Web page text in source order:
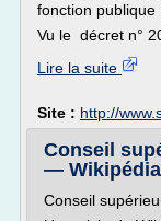
fonction publique
Vu le décret n°
Lire la suite
Site : http://
Conseil
— Wikipédia
Conseil